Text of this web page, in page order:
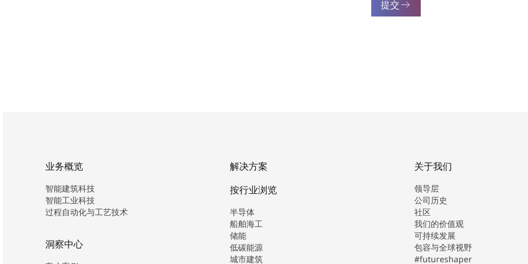
提交
业务概览
智能建筑科技
智能工业科技
过程自动化与工艺技术
洞察中心
解决方案
按行业浏览
半导体
船舶海工
储能
低碳能源
城市建筑
关于我们
领导层
公司历史
社区
我们的价值观
可持续发展
包容与全球视野
#futureshaper